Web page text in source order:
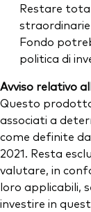
Restare
straordinarie
Fondo
politica di
Avviso relativo
Questo
associati a
come definite
2021. Resta
valutare, in
loro applicabili,
investire in